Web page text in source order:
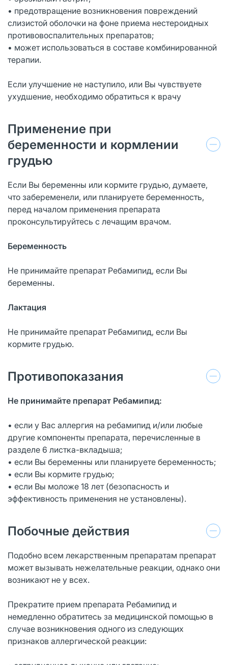
• предотвращение возникновения повреждений
слизистой оболочки на фоне приема нестероидных
противовоспалительных препаратов;
• может использоваться в составе комбинированной
терапии.
Если улучшение не наступило, или Вы чувствуете
ухудшение, необходимо обратиться к врачу
Применение при
беременности и кормлении
грудью
Если Вы беременны или кормите грудью, думаете,
что забеременели, или планируете беременность,
перед началом применения препарата
проконсультируйтесь с лечащим врачом.
Беременность
Не принимайте препарат Ребамипид, если Вы
беременны.
Лактация
Не принимайте препарат Ребамипид, если Вы
кормите грудью.
Противопоказания
Не принимайте препарат Ребамипид:
• если у Вас аллергия на ребамипид и/или любые
другие компоненты препарата, перечисленные в
разделе 6 листка-вкладыша;
• если Вы беременны или планируете беременность;
• если Вы кормите грудью;
• если Вы моложе 18 лет (безопасность и
эффективность применения не установлены).
Побочные действия
Подобно всем лекарственным препаратам препарат
может вызывать нежелательные реакции, однако они
возникают не у всех.
Прекратите прием препарата Ребамипид и
немедленно обратитесь за медицинской помощью в
случае возникновения одного из следующих
признаков аллергической реакции: